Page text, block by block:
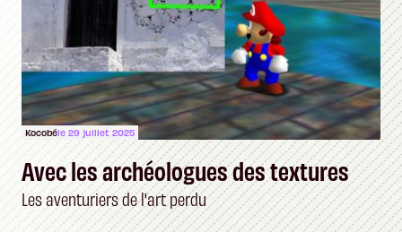
Kocobéle 29 juillet 2025
Avec les archéologues des textures
Les aventuriers de l'art perdu